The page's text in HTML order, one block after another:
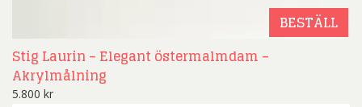
BESTÄLL
Stig Laurin – Elegant östermalmdam –
Akrylmålning
5.800 kr